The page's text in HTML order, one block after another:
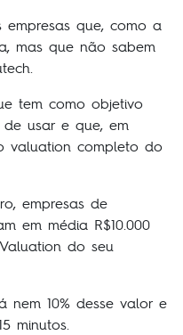
empresas que, como a
mas que não sabem
tem como objetivo
usar e que, em
valuation completo do
empresas de
em média R$10.000
do seu
nem 10% desse valor e
minutos.